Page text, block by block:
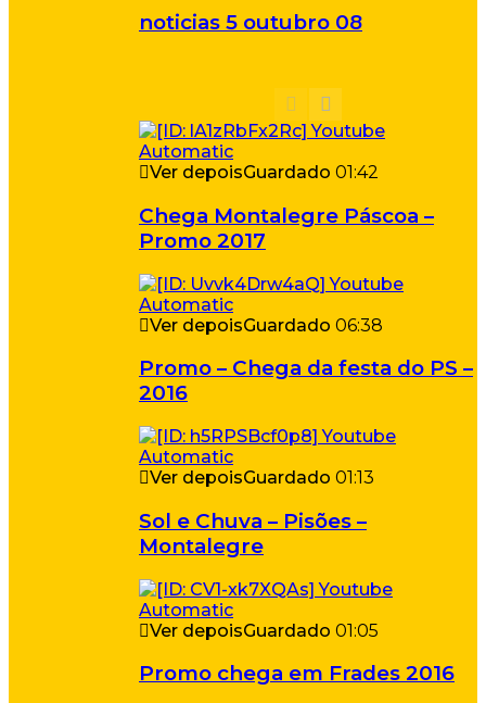
noticias 5 outubro 08
Ver depoisGuardado 01:42
Chega Montalegre Páscoa –
Promo 2017
Ver depoisGuardado 06:38
Promo – Chega da festa do PS –
2016
Ver depoisGuardado 01:13
Sol e Chuva – Pisões –
Montalegre
Ver depoisGuardado 01:05
Promo chega em Frades 2016